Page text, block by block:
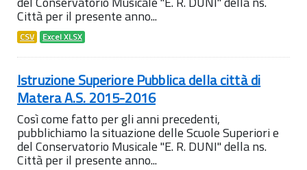
Città per il presente anno...
CSV Excel XLSX
Istruzione Superiore Pubblica della città di
Matera A.S. 2015-2016
Così come fatto per gli anni precedenti,
pubblichiamo la situazione delle Scuole Superiori e
del Conservatorio Musicale "E. R. DUNI" della ns.
Città per il presente anno...